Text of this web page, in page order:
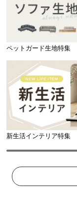
o.,
ペットガード生地特集
新生活インテリア特集